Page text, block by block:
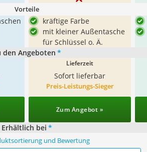
Vorteile
kräftige Farbe
mit kleiner Außentasche
für Schlüssel o. Ä.
den Angeboten *
Lieferzeit
Sofort lieferbar
Preis-Leistungs-Sieger
Zum Angebot »
Erhältlich bei *
und Bewertung